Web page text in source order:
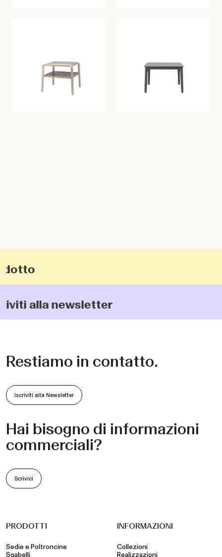
Outdoor
New
alla newsletter
Restiamo in contatto.
Iscriviti alla Newsletter
Hai bisogno di informazioni
commerciali?
Scrivici
PRODOTTI
Sedie e Poltroncine
Sgabelli
INFORMAZIONI
Collezioni
Realizzazioni